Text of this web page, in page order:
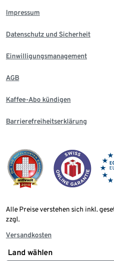
Impressum
Datenschutz und Sicherheit
Einwilligungsmanagement
AGB
Kaffee-Abo kündigen
Barrierefreiheitserklärung
Alle Preise verstehen sich inkl.
zzgl.
Versandkosten
Land wählen